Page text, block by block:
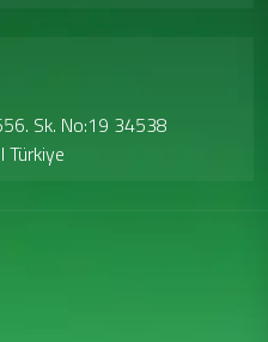
Sk. No:19 34538